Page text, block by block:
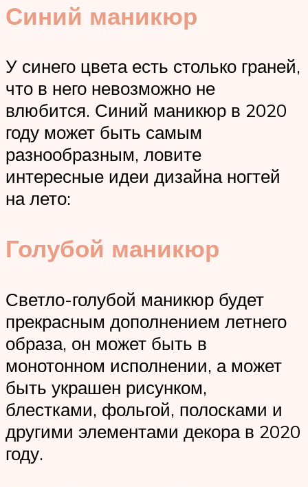
Синий маникюр
У синего цвета есть столько граней,
что в него невозможно не
влюбится. Синий маникюр в 2020
году может быть самым
разнообразным, ловите
интересные идеи дизайна ногтей
на лето:
Голубой маникюр
Светло-голубой маникюр будет
прекрасным дополнением летнего
образа, он может быть в
монотонном исполнении, а может
быть украшен рисунком,
блестками, фольгой, полосками и
другими элементами декора в 2020
году.